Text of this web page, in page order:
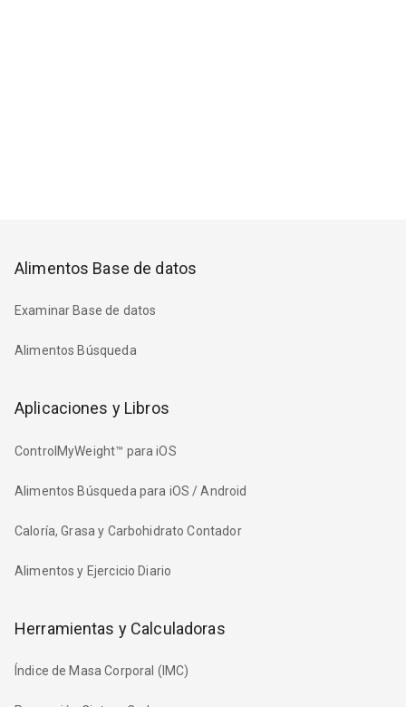
Alimentos Base de datos
Examinar Base de datos
Alimentos Búsqueda
Aplicaciones y Libros
ControlMyWeight™ para iOS
Alimentos Búsqueda para iOS / Android
Caloría, Grasa y Carbohidrato Contador
Alimentos y Ejercicio Diario
Herramientas y Calculadoras
Índice de Masa Corporal (IMC)